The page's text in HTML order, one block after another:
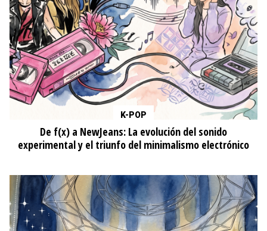
K-POP
De f(x) a NewJeans: La evolución del sonido
experimental y el triunfo del minimalismo electrónico